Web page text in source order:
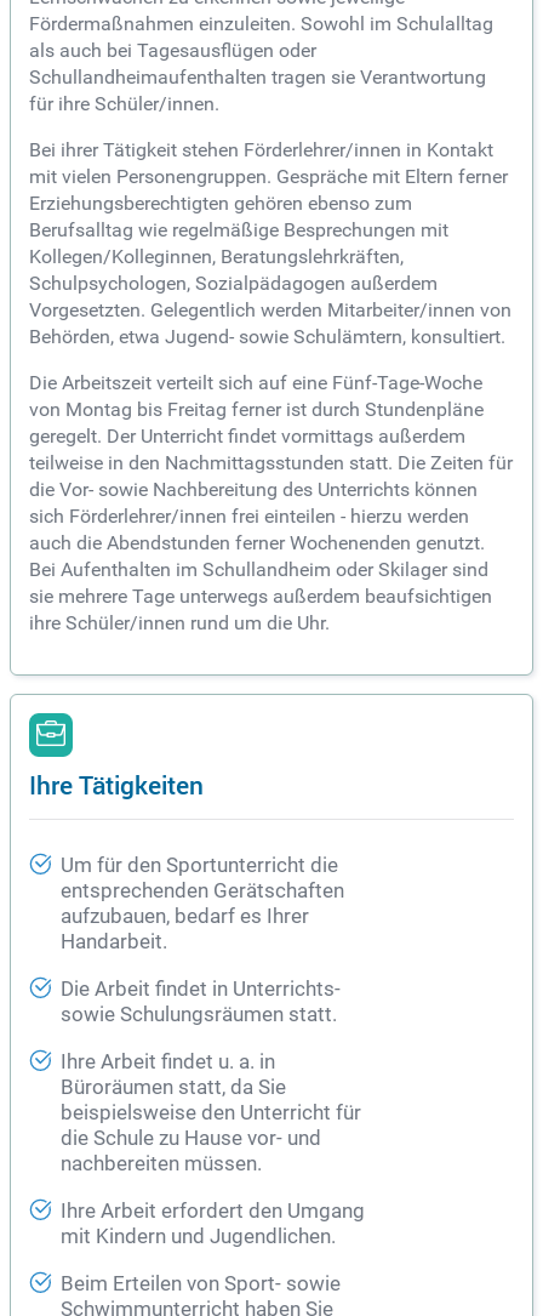
Fördermaßnahmen einzuleiten. Sowohl im Schulalltag
als auch bei Tagesausflügen oder
Schullandheimaufenthalten tragen sie Verantwortung
für ihre Schüler/innen.
Bei ihrer Tätigkeit stehen Förderlehrer/innen in Kontakt
mit vielen Personengruppen. Gespräche mit Eltern ferner
Erziehungsberechtigten gehören ebenso zum
Berufsalltag wie regelmäßige Besprechungen mit
Kollegen/Kolleginnen, Beratungslehrkräften,
Schulpsychologen, Sozialpädagogen außerdem
Vorgesetzten. Gelegentlich werden Mitarbeiter/innen von
Behörden, etwa Jugend- sowie Schulämtern, konsultiert.
Die Arbeitszeit verteilt sich auf eine Fünf-Tage-Woche
von Montag bis Freitag ferner ist durch Stundenpläne
geregelt. Der Unterricht findet vormittags außerdem
teilweise in den Nachmittagsstunden statt. Die Zeiten für
die Vor- sowie Nachbereitung des Unterrichts können
sich Förderlehrer/innen frei einteilen - hierzu werden
auch die Abendstunden ferner Wochenenden genutzt.
Bei Aufenthalten im Schullandheim oder Skilager sind
sie mehrere Tage unterwegs außerdem beaufsichtigen
ihre Schüler/innen rund um die Uhr.
Ihre Tätigkeiten
Um für den Sportunterricht die
entsprechenden Gerätschaften
aufzubauen, bedarf es Ihrer
Handarbeit.
Die Arbeit findet in Unterrichts-
sowie Schulungsräumen statt.
Ihre Arbeit findet u. a. in
Büroräumen statt, da Sie
beispielsweise den Unterricht für
die Schule zu Hause vor- und
nachbereiten müssen.
Ihre Arbeit erfordert den Umgang
mit Kindern und Jugendlichen.
Beim Erteilen von Sport- sowie
Schwimmunterricht haben Sie